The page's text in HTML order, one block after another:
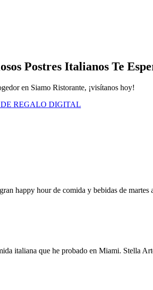
Postres Italianos Te
en Siamo Ristorante, ¡visítanos hoy!
REGALO DIGITAL
happy hour de comida y bebidas de
italiana que he probado en Miami. Stella